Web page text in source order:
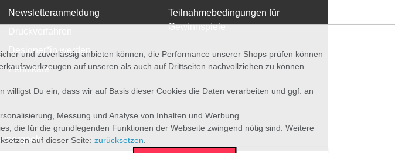
Newsletteranmeldung
Designer*in werden
Zertifikate
Teilnahmebedingungen für
Gewinnspiele
und zuverlässig anbieten können, die Performance unserer Shops prüfen können
auf unseren als auch auf Drittseiten nachvollziehen zu können.
Du ein, dass wir auf Basis dieser Cookies die Daten verarbeiten und ggf. an
Messung und Analyse von Inhalten und Werbung.
die für die grundlegenden Funktionen der Webseite zwingend nötig sind. Weitere
auf dieser Seite: zurücksetzen